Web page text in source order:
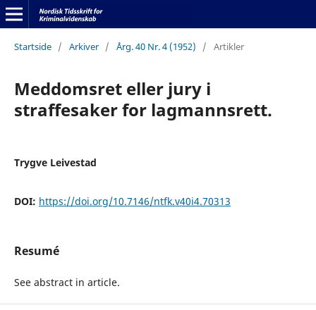
Startside / Arkiver / Årg. 40 Nr. 4 (1952) / Artikler
Meddomsret eller jury i
straffesaker for lagmannsrett.
Trygve Leivestad
DOI: https://doi.org/10.7146/ntfk.v40i4.70313
Resumé
See abstract in article.